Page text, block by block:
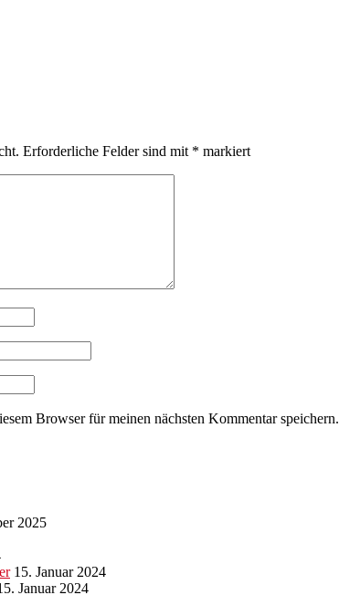
Erforderliche Felder sind mit * markiert
Browser für meinen nächsten Kommentar speichern.
2025
15. Januar 2024
Januar 2024